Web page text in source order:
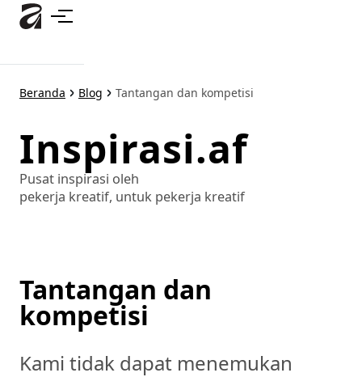
Lewati
utama
Beranda Blog Tantangan dan kompetisi
Inspirasi.af
Pusat inspirasi oleh
pekerja kreatif, untuk pekerja kreatif
Tantangan dan
kompetisi
Kami tidak dapat menemukan